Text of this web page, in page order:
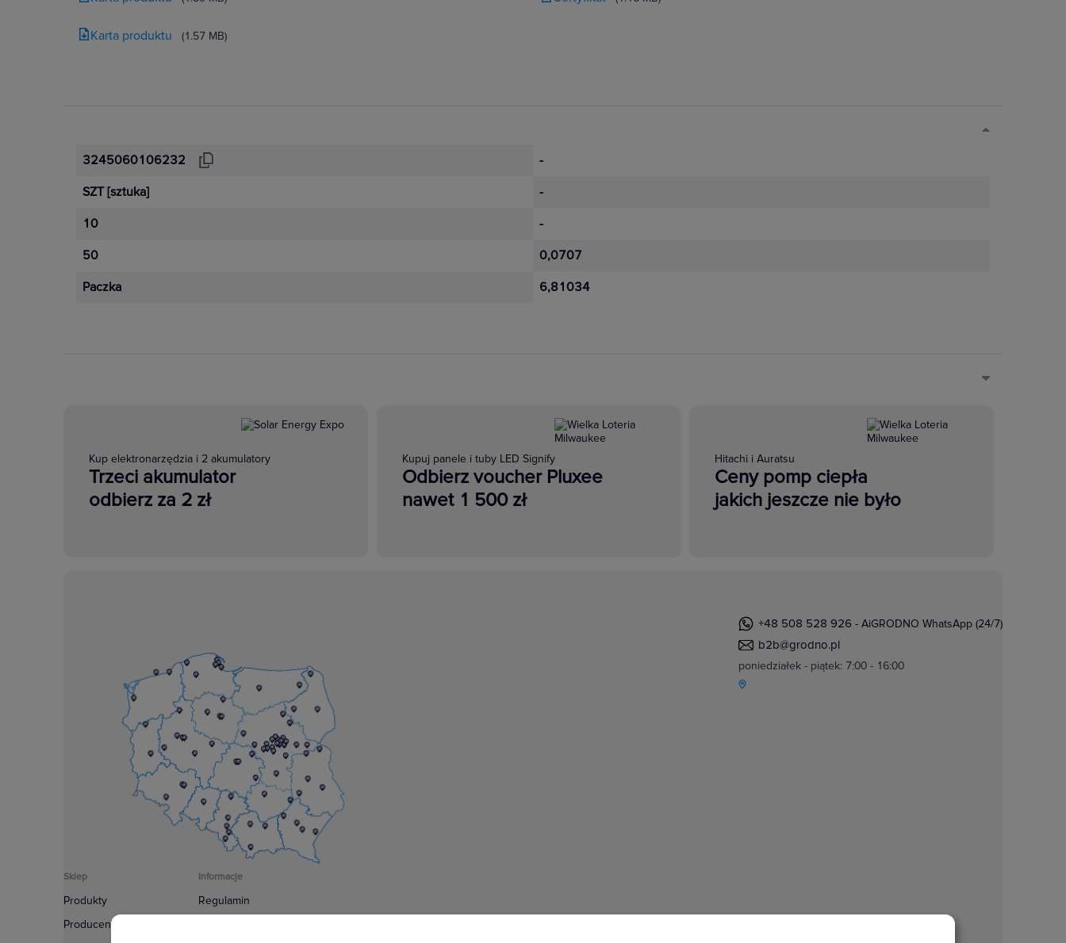
Karta produktu (1.57 MB)
3245060106232
SZT [sztuka]
10
50
Paczka
-
-
-
0,0707
6,81034
Kup elektronarzędzia i 2 akumulatory
Trzeci akumulator
odbierz za 2 zł
Kupuj panele i tuby LED Signify
Odbierz voucher Pluxee
nawet 1 500 zł
Hitachi i Auratsu
Ceny pomp ciepła
jakich jeszcze nie było
+48 508 528 926 - AiGRODNO WhatsApp (24/7)
b2b@grodno.pl
poniedziałek - piątek: 7:00 - 16:00
Sklep
Produkty
Producenci
Informacje
Regulamin